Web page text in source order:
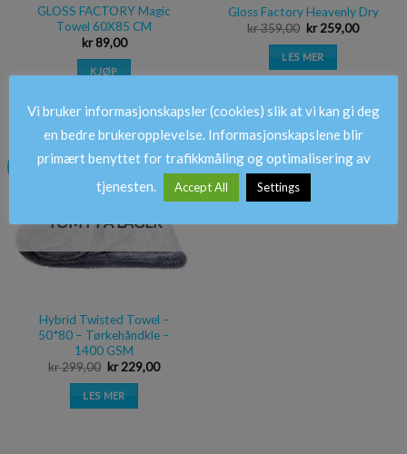
GLOSS FACTORY Magic
Towel 60X85 CM
kr89,00
KJØP
Gloss Factory Heavenly Dry
kr359,00 kr259,00
LES MER
-23%
Legg i
TOMT PÅ LAGER
Hybrid Twisted Towel –
50*80 – Tørkehåndkle –
1400 GSM
kr299,00 kr229,00
LES MER
Vi bruker informasjonskapsler (cookies) slik at vi kan gi deg
en bedre brukeropplevelse. Informasjonskapslene blir
primært benyttet for trafikkmåling og optimalisering av
tjenesten.
Accept All Settings